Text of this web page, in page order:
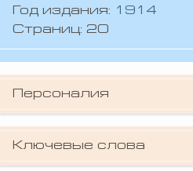
Год издания:
1914
Страниц: 20
Персоналия
Максим(митрополит Киево-
Владимирский и всея Руси)
Ключевые слова
биографии